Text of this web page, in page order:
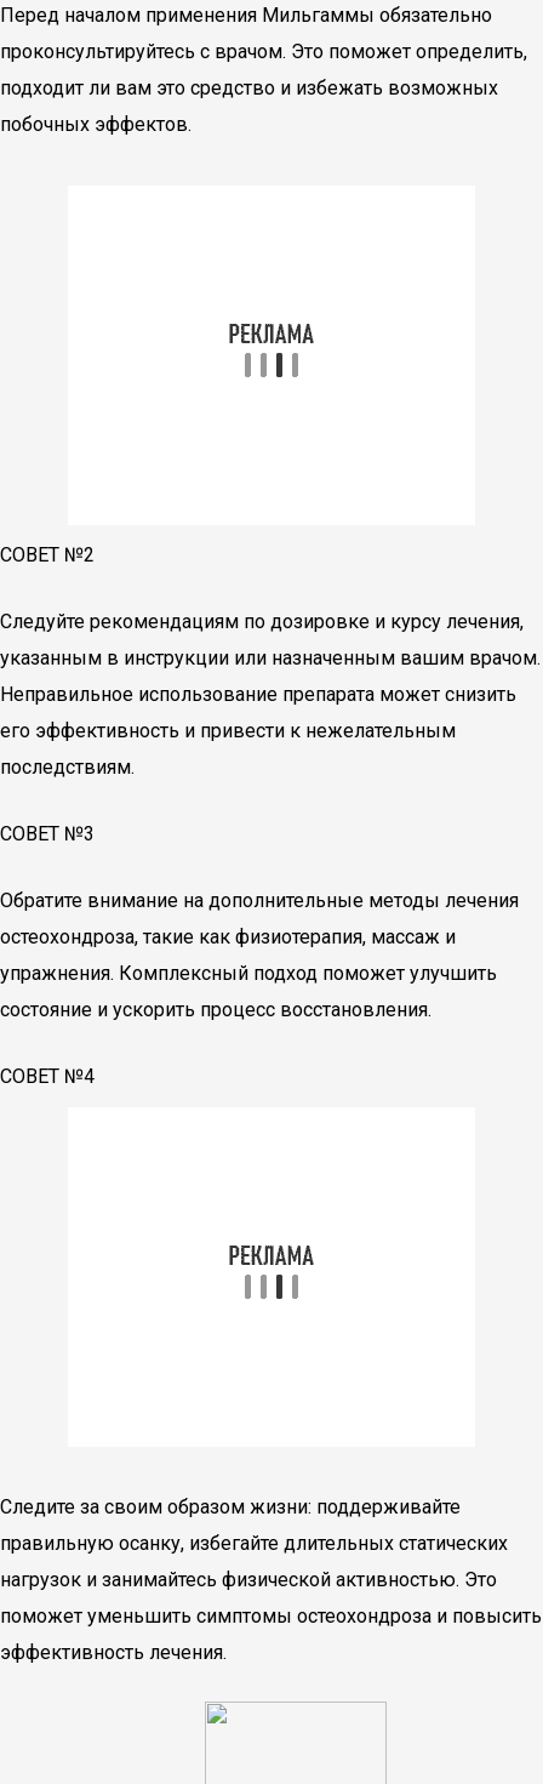
Перед началом применения Мильгаммы обязательно
проконсультируйтесь с врачом. Это поможет определить,
подходит ли вам это средство и избежать возможных
побочных эффектов.
СОВЕТ №2
Следуйте рекомендациям по дозировке и курсу лечения,
указанным в инструкции или назначенным вашим врачом.
Неправильное использование препарата может снизить
его эффективность и привести к нежелательным
последствиям.
СОВЕТ №3
Обратите внимание на дополнительные методы лечения
остеохондроза, такие как физиотерапия, массаж и
упражнения. Комплексный подход поможет улучшить
состояние и ускорить процесс восстановления.
СОВЕТ №4
Следите за своим образом жизни: поддерживайте
правильную осанку, избегайте длительных статических
нагрузок и занимайтесь физической активностью. Это
поможет уменьшить симптомы остеохондроза и повысить
эффективность лечения.